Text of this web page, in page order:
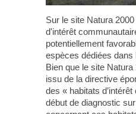
Sur le site Natura
d'intérêt
potentiellement
espèces dédiées dans
Bien que le site
issu de la directive
des « habitats
début de diagnostic